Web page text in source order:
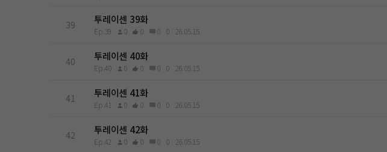
39 투레이센 39화
Ep.39 0 0 0 0 26.05.15
40 투레이센 40화
Ep.40 0 0 0 0 26.05.15
41 투레이센 41화
Ep.41 0 0 0 0 26.05.15
42 투레이센 42화
Ep.42 0 0 0 0 26.05.15